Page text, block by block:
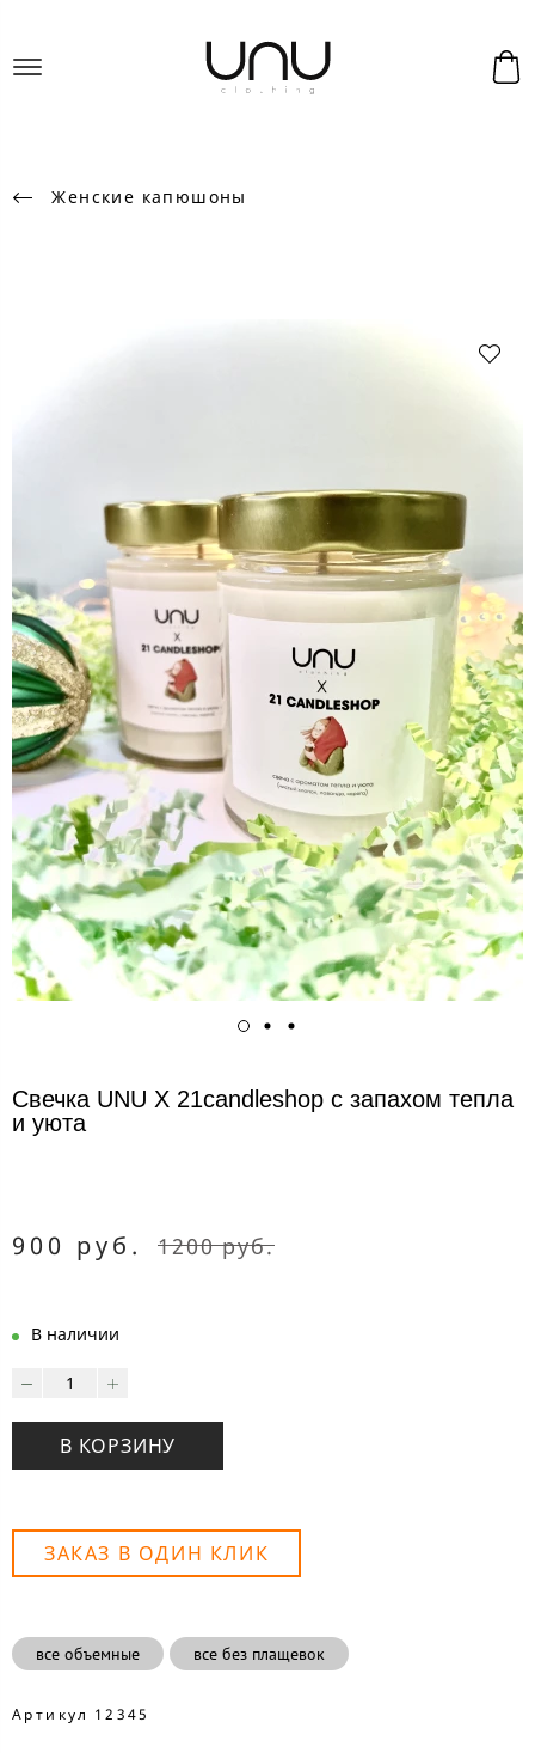
Женские капюшоны
Свечка UNU X 21candleshop с запахом тепла
и уюта
900 руб. 1200 руб.
В наличии
В КОРЗИНУ
ЗАКАЗ В ОДИН КЛИК
все объемные все без плащевок
Артикул 12345